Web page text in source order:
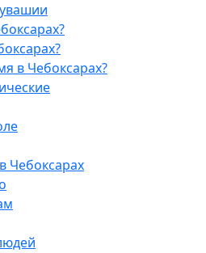
в Чебоксарах?
Чебоксарах